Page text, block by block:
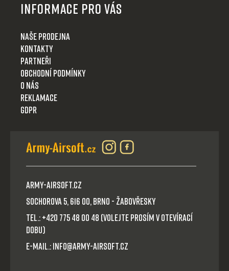
Informace pro Vás
Naše prodejna
Kontakty
Partneři
Obchodní podmínky
O nás
Reklamace
GDPR
Army-Airsoft.cz
Sochorova 5, 616 00, Brno - Žabovřesky
Tel.: +420 775 48 00 48 (volejte prosím v otevírací
dobu)
E-mail.: info@army-airsoft.cz